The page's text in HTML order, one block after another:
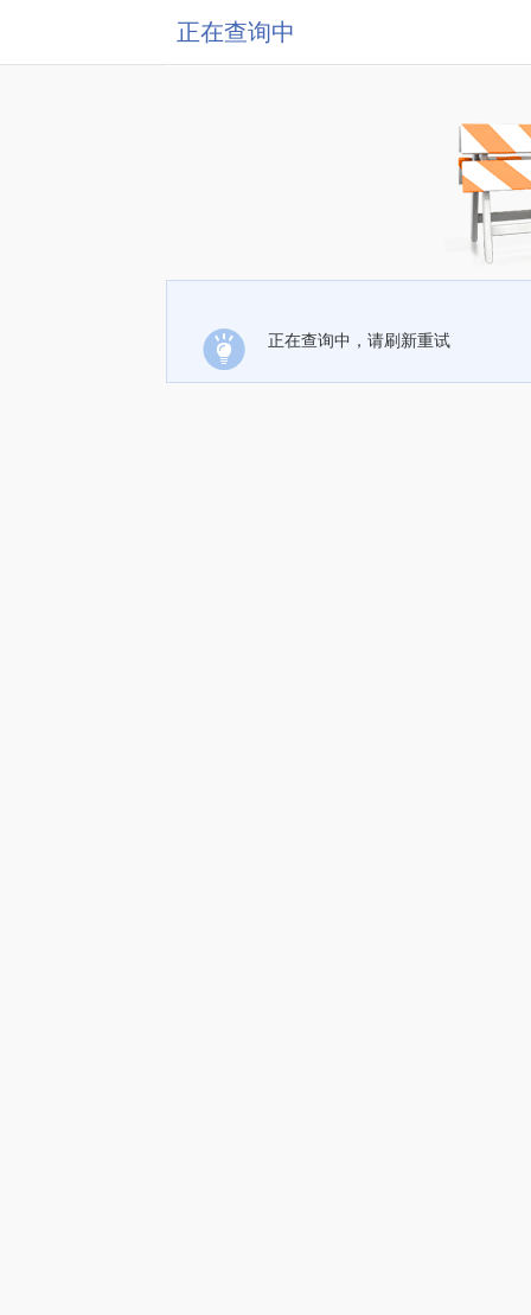
正在查询中
正在查询中，请刷新重试